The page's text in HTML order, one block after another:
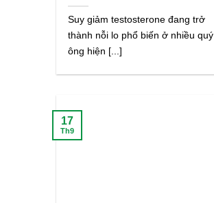
Suy giảm testosterone đang trở
thành nỗi lo phổ biến ở nhiều quý
ông hiện [...]
17
Th9